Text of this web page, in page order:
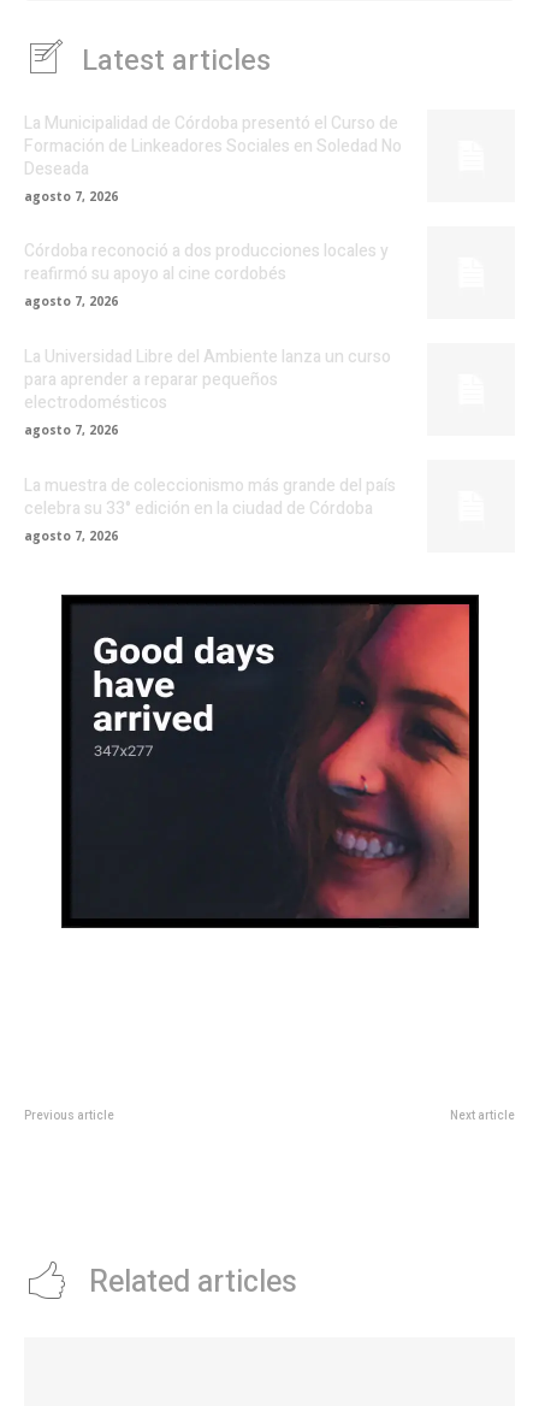
Latest articles
La Municipalidad de Córdoba presentó el Curso de
Formación de Linkeadores Sociales en Soledad No
Deseada
agosto 7, 2026
Córdoba reconoció a dos producciones locales y
reafirmó su apoyo al cine cordobés
agosto 7, 2026
La Universidad Libre del Ambiente lanza un curso
para aprender a reparar pequeños
electrodomésticos
agosto 7, 2026
La muestra de coleccionismo más grande del país
celebra su 33° edición en la ciudad de Córdoba
agosto 7, 2026
Previous article Next article
Related articles